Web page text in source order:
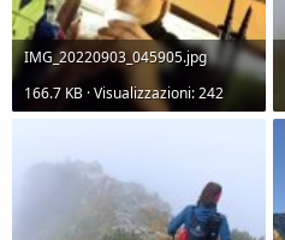
IMG_20220903_045905.jpg
166.7 KB · Visualizzazioni: 242